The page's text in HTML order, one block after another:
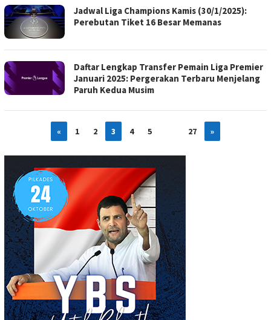
Jadwal Liga Champions Kamis (30/1/2025):
Perebutan Tiket 16 Besar Memanas
Daftar Lengkap Transfer Pemain Liga Premier
Januari 2025: Pergerakan Terbaru Menjelang
Paruh Kedua Musim
« 1 2 3 4 5 27 »